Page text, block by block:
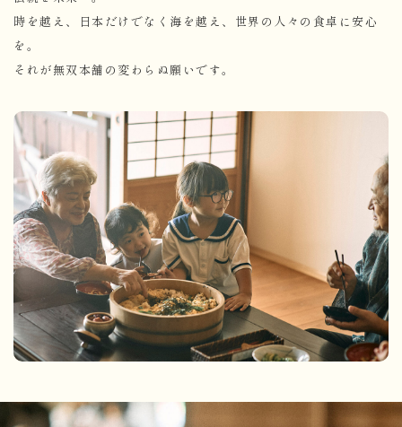
時を越え、日本だけでなく海を越え、世界の人々の食卓に安心
を。
それが無双本舗の変わらぬ願いです。